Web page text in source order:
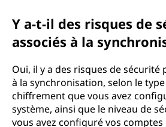
Y a-t-il des risques de
associés à la
Oui, il y a des risques de sécurité
à la synchronisation, selon le
chiffrement que vous avez
système, ainsi que le niveau de
vous avez configuré vos